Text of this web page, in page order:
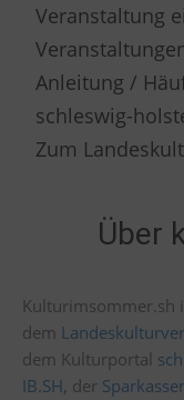
Veranstaltung
Anleitung /
schleswig-
Zum
Über
Kulturimsommer.sh
dem
dem Kulturportal
IB.SH, der